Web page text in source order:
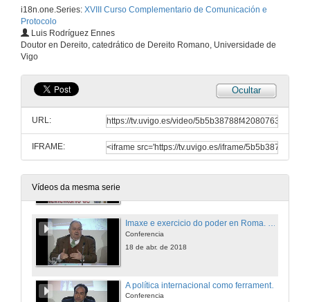
i18n.one.Series: XVIII Curso Complementario de Comunicación e
Protocolo
Luis Rodríguez Ennes
Doutor en Dereito, catedrático de Dereito Romano, Universidade de
Vigo
Ocultar
URL:
IFRAME:
Vídeos da mesma serie
A política de comunicación e imaxe da Universidade de Vigo
19 de abr. de 2018
Presentación de D. Luis Rodríguez Ennes
Imaxe e exercicio do poder en Roma. Xerarquía, honores e tratamentos na Roma imperial e a súa proxección posterior
Conferencia
18 de abr. de 2018
Conferencia